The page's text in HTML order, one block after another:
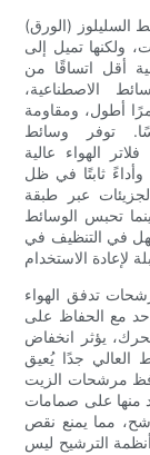
السليلوز (الورق)
ولكنها تميل إلى
أقل اتساقًا من
الاصطناعية،
أطول، ومقاومة
توفر وسائط
الهواء عالية
ثابتًا في ظل
عبر طبقة
تحبس الوسائط
في التنظيف في
تدفق الهواء
مع الحفاظ على
يؤثر انخفاض
العالي جدًا يُعيق
مرشحات الزيت
منها على صمامات
مما يمنع نقص
أنظمة الترشيح ليس